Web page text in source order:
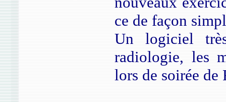
ce de façon
Un logiciel
radiologie, les
lors de soirée